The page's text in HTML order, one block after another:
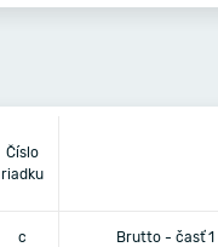
Číslo
riadku
c Brutto - časť 1